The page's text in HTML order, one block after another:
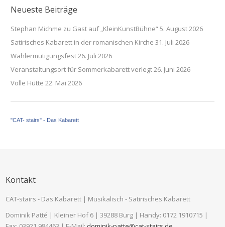
Neueste Beiträge
Stephan Michme zu Gast auf „KleinKunstBühne“5. August 2026
Satirisches Kabarett in der romanischen Kirche 31. Juli 2026
Wahlermutigungsfest26. Juli 2026
Veranstaltungsort für Sommerkabarett verlegt26. Juni 2026
Volle Hütte 22. Mai 2026
"CAT- stairs" - Das Kabarett
Kontakt
CAT-stairs - Das Kabarett | Musikalisch - Satirisches Kabarett
Dominik Patté | Kleiner Hof 6 | 39288 Burg | Handy: 0172 1910715 |